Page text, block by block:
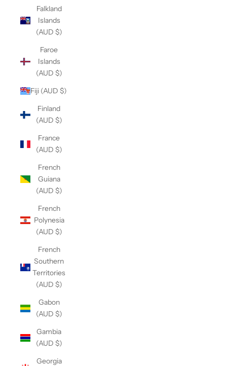
Falkland
Islands
(AUD $)
Faroe
Islands
(AUD $)
Fiji (AUD $)
Finland
(AUD $)
France
(AUD $)
French
Guiana
(AUD $)
French
Polynesia
(AUD $)
French
Southern
Territories
(AUD $)
Gabon
(AUD $)
Gambia
(AUD $)
Georgia